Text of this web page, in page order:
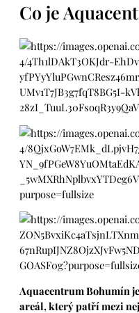
Co je
Aquacentrum Bohumín
areál, který patří mezi